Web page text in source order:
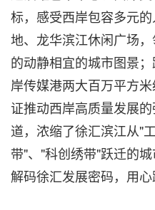
标，感受西岸包容多元
地、龙华滨江休闲广场
的动静相宜的城市图景
岸传媒港两大百万平方
证推动西岸高质量发展
道，浓缩了徐汇滨江从"
带"、"科创绣带"跃迁的
解码徐汇发展密码，用心